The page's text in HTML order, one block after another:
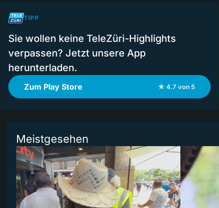
TIPP
Sie wollen keine TeleZüri-Highlights
verpassen? Jetzt unsere App
herunterladen.
Zum Play Store ★ 4.7 von 5
Meistgesehen